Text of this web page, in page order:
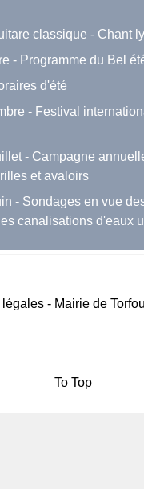
classique - Chant
- Programme du Bel
d'été
- Festival
- Campagne
et avaloirs
- Sondages en vue
canalisations d'eaux
légales - Mairie de
To Top